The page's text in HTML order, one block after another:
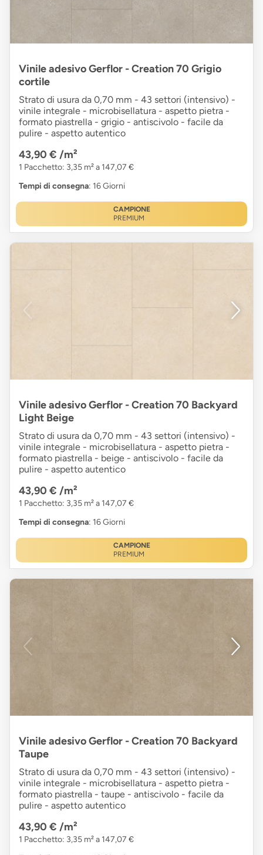
Vinile adesivo Gerflor - Creation 70 Grigio
cortile
Strato di usura da 0,70 mm - 43 settori (intensivo) -
vinile integrale - microbisellatura - aspetto pietra -
formato piastrella - grigio - antiscivolo - facile da
pulire - aspetto autentico
43,90 € /m²
1 Pacchetto: 3,35 m² a 147,07 €
Tempi di consegna: 16 Giorni
CAMPIONE
PREMIUM
Vinile adesivo Gerflor - Creation 70 Backyard
Light Beige
Strato di usura da 0,70 mm - 43 settori (intensivo) -
vinile integrale - microbisellatura - aspetto pietra -
formato piastrella - beige - antiscivolo - facile da
pulire - aspetto autentico
43,90 € /m²
1 Pacchetto: 3,35 m² a 147,07 €
Tempi di consegna: 16 Giorni
CAMPIONE
PREMIUM
Vinile adesivo Gerflor - Creation 70 Backyard
Taupe
Strato di usura da 0,70 mm - 43 settori (intensivo) -
vinile integrale - microbisellatura - aspetto pietra -
formato piastrella - taupe - antiscivolo - facile da
pulire - aspetto autentico
43,90 € /m²
1 Pacchetto: 3,35 m² a 147,07 €